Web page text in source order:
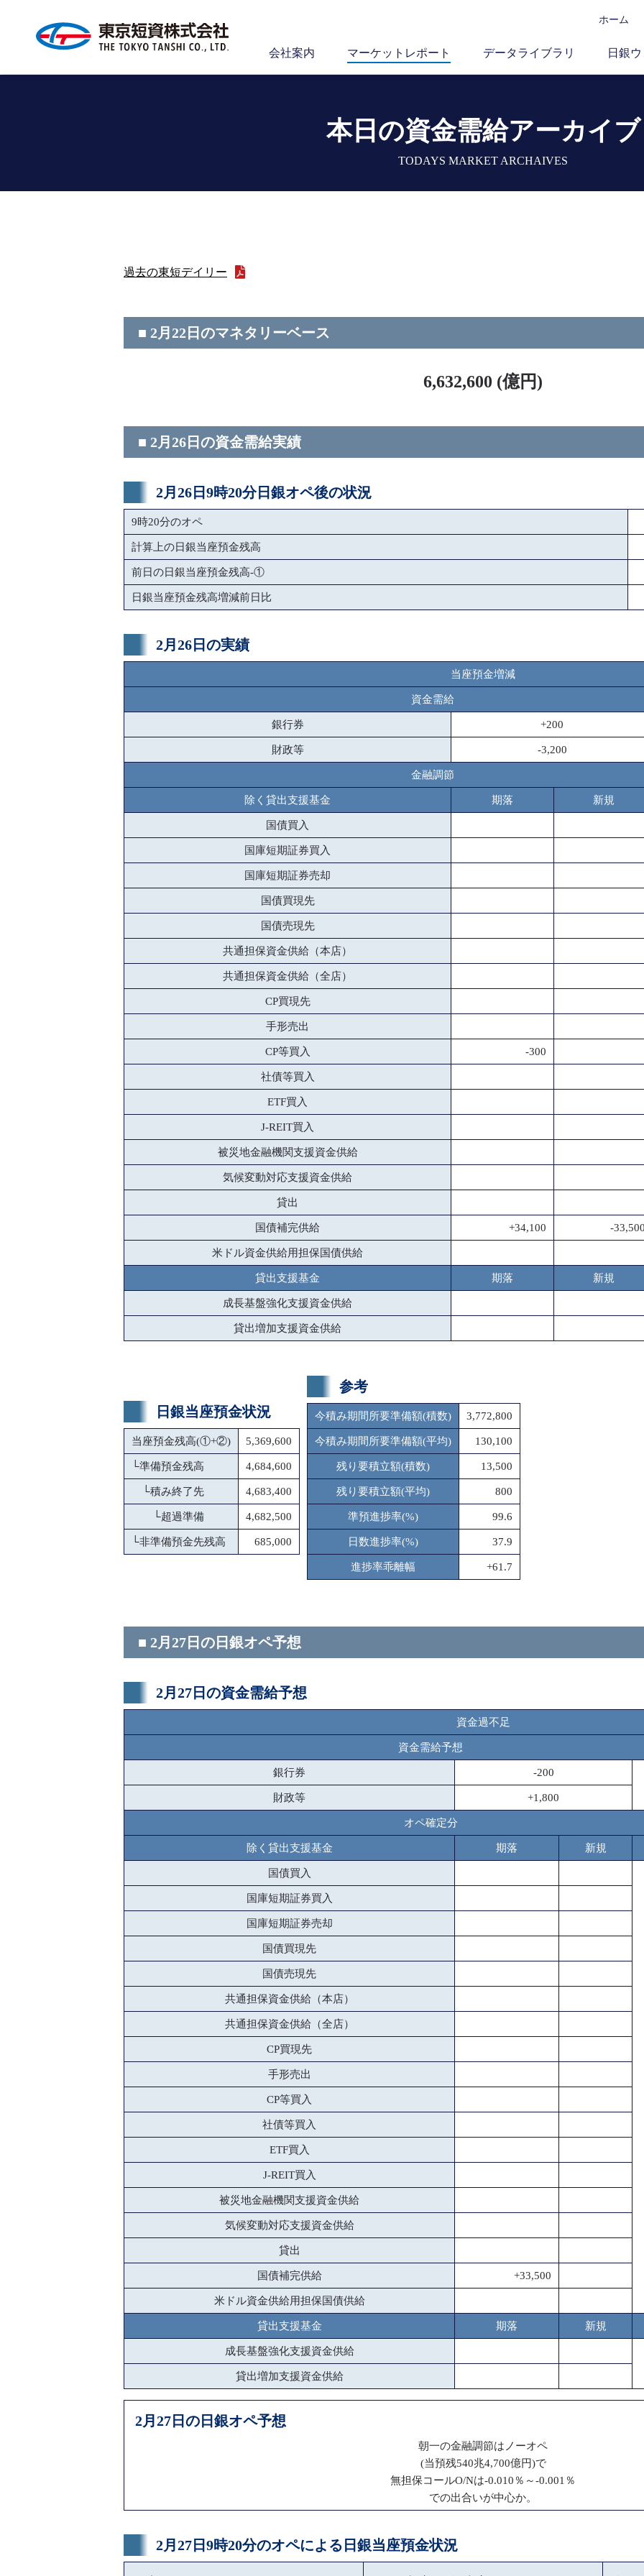
ホーム
会社案内 マーケットレポート データライブラリ 日銀
本日の資金需給アーカイブ
TODAYS MARKET ARCHAIVES
過去の東短デイリー
■ 2月22日のマネタリーベース
6,632,600 (億円)
■ 2月26日の資金需給実績
2月26日9時20分日銀オペ後の状況
9時20分のオペ
計算上の日銀当座預金残高
前日の日銀当座預金残高-①
日銀当座預金残高増減前日比
2月26日の実績
当座預金増減
資金需給
銀行券 +200
財政等 -3,200
金融調節
除く貸出支援基金 期落 新規
国債買入
国庫短期証券買入
国庫短期証券売却
国債買現先
国債売現先
共通担保資金供給（本店）
共通担保資金供給（全店）
CP買現先
手形売出
CP等買入 -300
社債等買入
ETF買入
J-REIT買入
被災地金融機関支援資金供給
気候変動対応支援資金供給
貸出
国債補完供給 +34,100 -
米ドル資金供給用担保国債供給
貸出支援基金 期落 新規
成長基盤強化支援資金供給
貸出増加支援資金供給
日銀当座預金状況
当座預金残高(①+②) 5,369,600
└準備預金残高 4,684,600
└積み終了先 4,683,400
└超過準備 4,682,500
└非準備預金先残高 685,000
参考
今積み期間所要準備額(積数) 3,772,800
今積み期間所要準備額(平均) 130,100
残り要積立額(積数) 13,500
残り要積立額(平均) 800
準預進捗率(%) 99.6
日数進捗率(%) 37.9
進捗率乖離幅 +61.7
■ 2月27日の日銀オペ予想
2月27日の資金需給予想
資金過不足
資金需給予想
銀行券 -200
財政等 +1,800
オペ確定分
除く貸出支援基金 期落 新規
国債買入
国庫短期証券買入
国庫短期証券売却
国債買現先
国債売現先
共通担保資金供給（本店）
共通担保資金供給（全店）
CP買現先
手形売出
CP等買入
社債等買入
ETF買入
J-REIT買入
被災地金融機関支援資金供給
気候変動対応支援資金供給
貸出
国債補完供給 +33,500
米ドル資金供給用担保国債供給
貸出支援基金 期落 新規
成長基盤強化支援資金供給
貸出増加支援資金供給
2月27日の日銀オペ予想
朝一の金融調節はノーオペ
(当預残540兆4,700億円)で
無担保コールO/Nは-0.010％～-0.001％
での出合いが中心か。
2月27日9時20分のオペによる日銀当座預金状況